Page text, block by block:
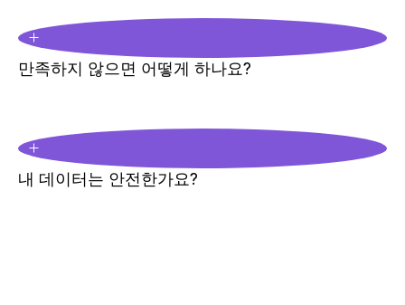
만족하지 않으면 어떻게 하나요?
내 데이터는 안전한가요?